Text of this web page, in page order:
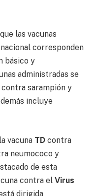
las vacunas
corresponden
básico y
administradas se
sarampión y
incluye
vacuna TD contra
neumococo y
de esta
contra el Virus
dirigida